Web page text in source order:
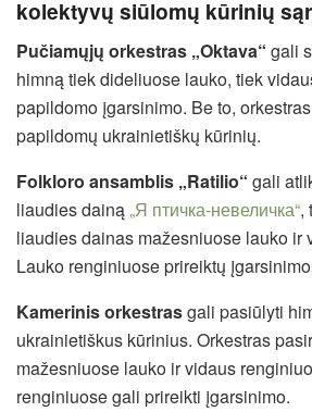
kolektyvų siūlomų kūrinių
Pučiamųjų orkestras „Oktava“ gali
himną tiek dideliuose lauko, tiek
papildomo įgarsinimo. Be to,
papildomų ukrainietiškų kūrinių.
Folkloro ansamblis „Ratilio“ gali
liaudies dainą„Я птичка-невеличка“,
liaudies dainas mažesniuose lauko ir
Lauko renginiuose prireiktų
Kamerinis orkestrasgali pasiūlyti
ukrainietiškus kūrinius. Orkestras
mažesniuose lauko ir vidaus
renginiuose gali prireikti įgarsinimo.